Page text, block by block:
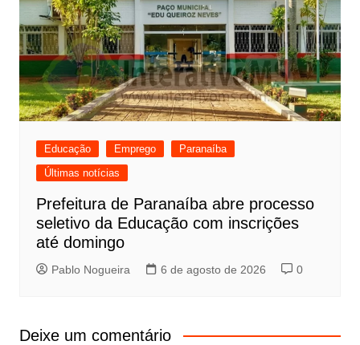
Educação Emprego
Paranaíba
Últimas notícias
Prefeitura de Paranaíba abre processo
seletivo da Educação com inscrições
até domingo
Pablo Nogueira 6 de agosto de 2026 0
Deixe um comentário